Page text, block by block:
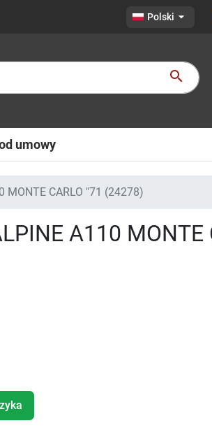
Polski 
search
umowy
MONTE CARLO "71 (24278)
A110 MONTE